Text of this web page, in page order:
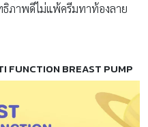
ธิภาพดีไม่แพ้ครีมทาท้องลาย
FUNCTION BREAST PUMP